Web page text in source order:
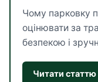
Чому парковку
оцінювати за
безпекою і
Читати статтю